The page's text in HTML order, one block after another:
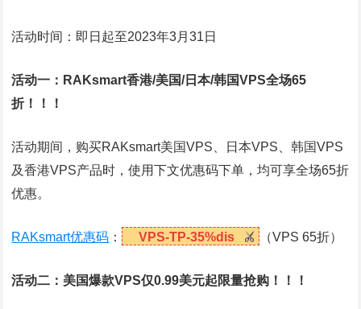
活动时间：即日起至2023年3月31日
活动一：RAKsmart香港/美国/日本/韩国VPS全场65
折！！！
活动期间，购买RAKsmart美国VPS、日本VPS、韩国VPS
及香港VPS产品时，使用下文优惠码下单，均可享全场65折
优惠。
RAKsmart优惠码 ： VPS-TP-35%dis （VPS 65折）
活动二：美国爆款VPS仅0.99美元起限量抢购！！！